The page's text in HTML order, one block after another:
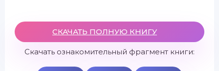
СКАЧАТЬ ПОЛНУЮ КНИГУ
Скачать ознакомительный фрагмент книги: